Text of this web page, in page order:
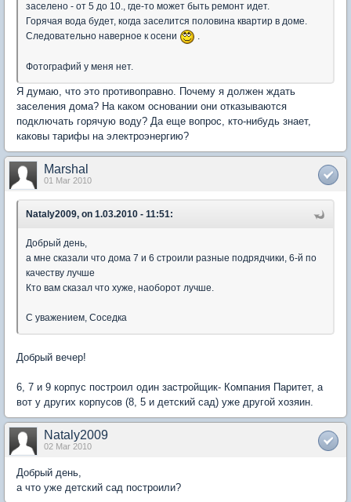
заселено - от 5 до 10., где-то может быть ремонт идет.
Горячая вода будет, когда заселится половина квартир в доме.
Следовательно наверное к осени
.
Фотографий у меня нет.
Я думаю, что это противоправно. Почему я должен ждать
заселения дома? На каком основании они отказываются
подключать горячую воду? Да еще вопрос, кто-нибудь знает,
каковы тарифы на электроэнергию?
Marshal
01 Mar 2010
Nataly2009, on 1.03.2010 - 11:51:
Добрый день,
а мне сказали что дома 7 и 6 строили разные подрядчики, 6-й по
качеству лучше
Кто вам сказал что хуже, наоборот лучше.
С уважением, Соседка
Добрый вечер!
6, 7 и 9 корпус построил один застройщик- Компания Паритет, а
вот у других корпусов (8, 5 и детский сад) уже другой хозяин.
Nataly2009
02 Mar 2010
Добрый день,
а что уже детский сад построили?